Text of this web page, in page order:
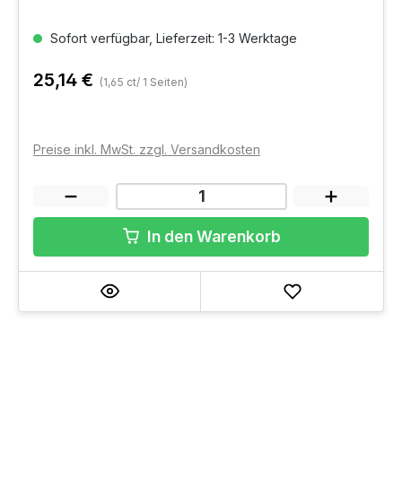
Sofort verfügbar, Lieferzeit: 1-3 Werktage
25,14 € (1,65 ct/ 1 Seiten)
Preise inkl. MwSt. zzgl. Versandkosten
In den Warenkorb